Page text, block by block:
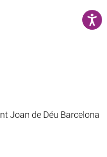
Joan de Déu Barcelona